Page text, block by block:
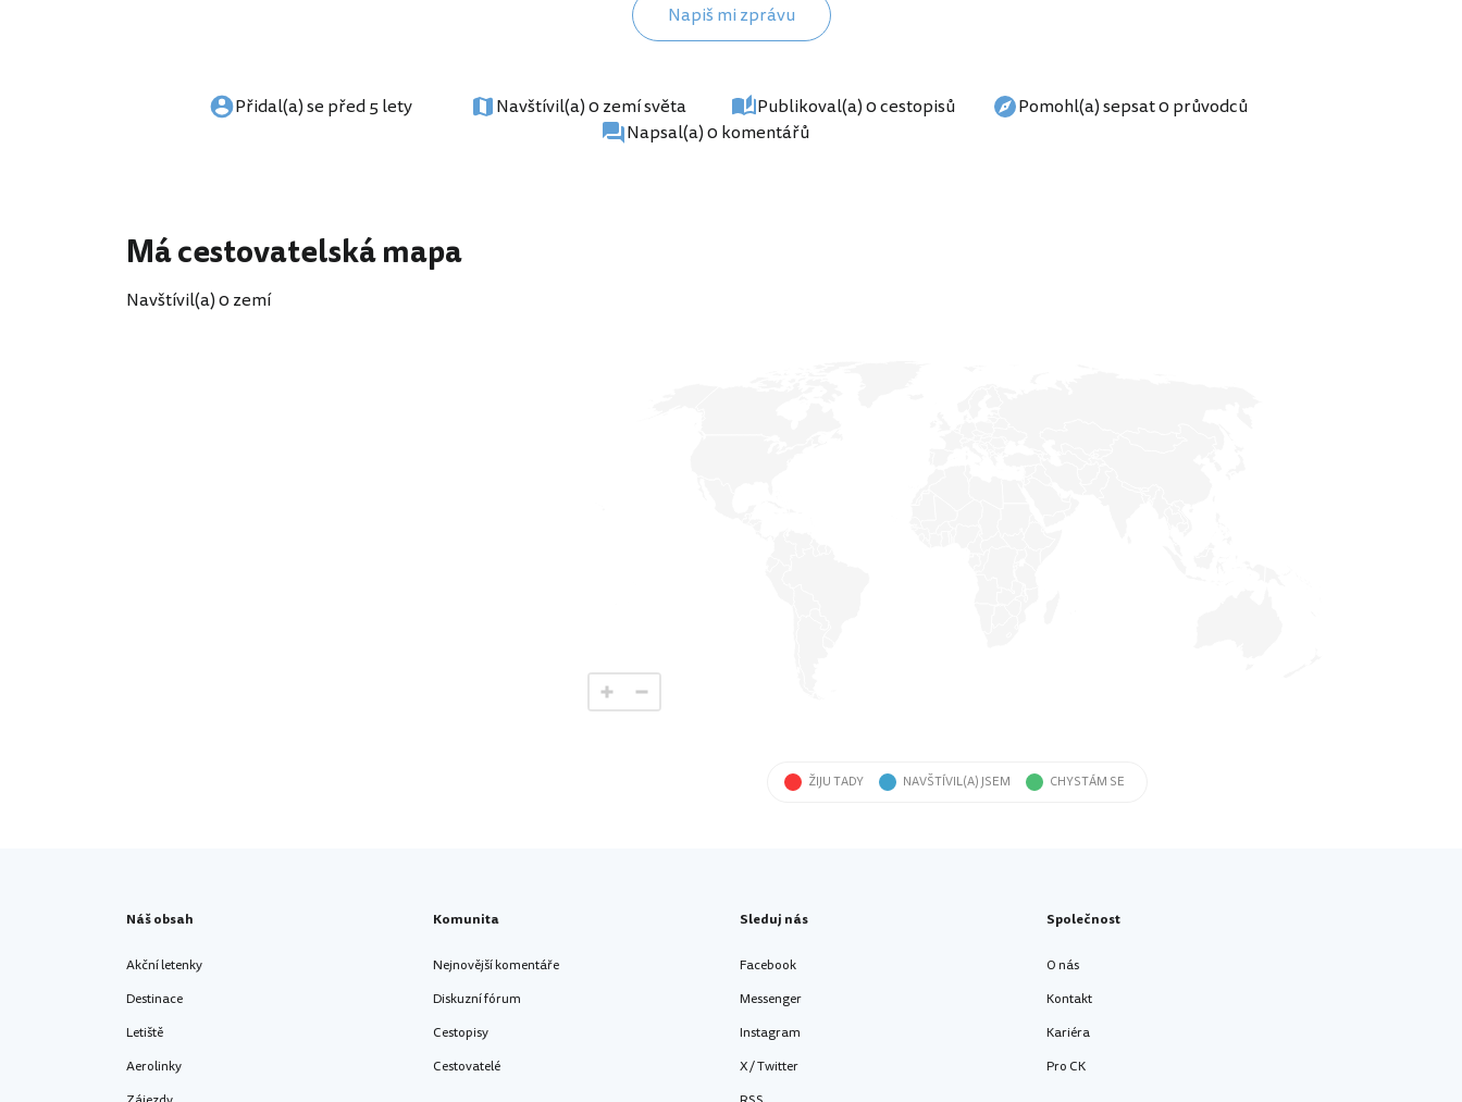
Napiš mi zprávu
Přidal(a) se před 5 lety Navštívil(a) 0 zemí světa Publikoval(a) 0 cestopisů
Pomohl(a) sepsat 0 průvodců
Napsal(a) 0 komentářů
Má cestovatelská mapa
Navštívil(a) 0 zemí
ŽIJU TADY NAVŠTÍVIL(A) JSEM CHYSTÁM SE
Náš obsah
Akční letenky
Destinace
Letiště
Aerolinky
Komunita
Nejnovější komentáře
Diskuzní fórum
Cestopisy
Cestovatelé
Sleduj nás
Facebook
Messenger
Instagram
X / Twitter
Společnost
O nás
Kontakt
Kariéra
Pro CK